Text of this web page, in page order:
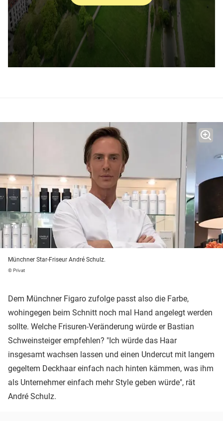
Münchner Star-Friseur André Schulz.
© Privat
Dem Münchner Figaro zufolge passt also die Farbe,
wohingegen beim Schnitt noch mal Hand angelegt werden
sollte. Welche Frisuren-Veränderung würde er Bastian
Schweinsteiger empfehlen? "Ich würde das Haar
insgesamt wachsen lassen und einen Undercut mit langem
gegeltem Deckhaar einfach nach hinten kämmen, was ihm
als Unternehmer einfach mehr Style geben würde", rät
André Schulz.